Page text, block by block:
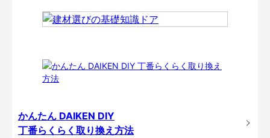
かんたん DAIKEN DIY
丁番らくらく取り換え方法